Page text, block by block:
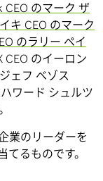
CEO のマーク ザ
キ CEO のマーク
のラリー ペイ
CEO のイーロン
ェフ ベゾス
ワード シュルツ
業のリーダーを
るものです。